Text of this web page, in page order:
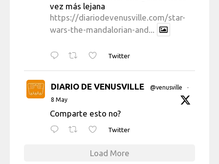
vez más lejana
https://diariodevenusville.com/star-
wars-the-mandalorian-and...
Twitter
DIARIO DE VENUSVILLE @venusville
·
8 May
Comparte esto no?
Twitter
Load More